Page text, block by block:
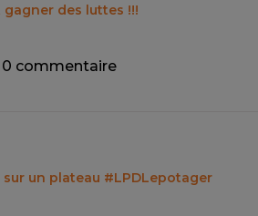
gagner des luttes !!!
0 commentaire
sur un plateau #LPDLepotager